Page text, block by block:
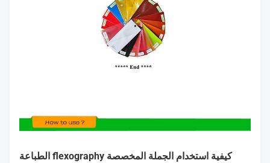
كيفية استخدام الجملة المخصصة flexography الطباعة